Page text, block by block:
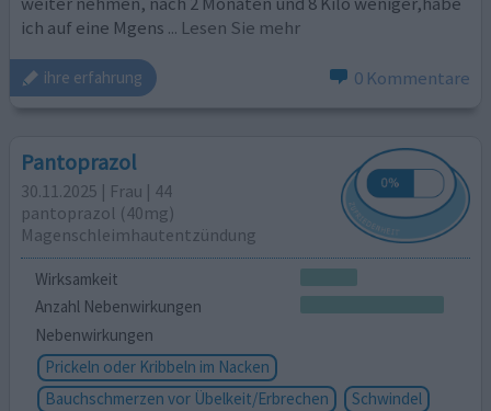
ich auf eine Mgens ... Lesen Sie mehr
ihre erfahrung 0 Kommentare
Pantoprazol
30.11.2025 | Frau | 44
pantoprazol (40mg)
Magenschleimhautentzündung
Wirksamkeit
Anzahl Nebenwirkungen
Nebenwirkungen
Prickeln oder Kribbeln im Nacken
Bauchschmerzen vor Übelkeit/Erbrechen
Schwindel